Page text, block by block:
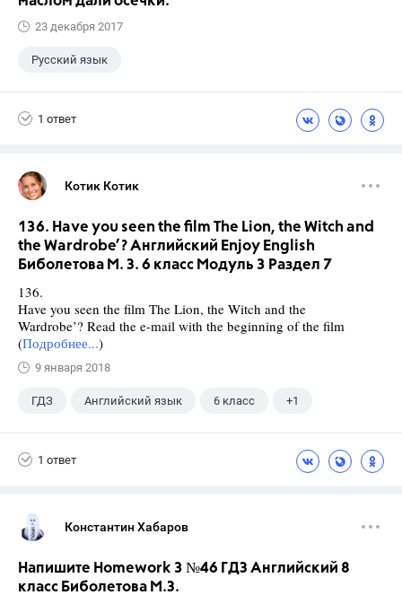
23 декабря 2017
Русский язык
1 ответ
Котик Котик
136. Have you seen the film The Lion, the Witch and
the Wardrobe’? Английский Enjoy English
Биболетова М. З. 6 класс Модуль 3 Раздел 7
136.
Have you seen the film The Lion, the Witch and the
Wardrobe’? Read the e-mail with the beginning of the film
(Подробнее...)
9 января 2018
ГДЗ Английский язык 6 класс +1
1 ответ
Константин Хабаров
Напишите Homework 3 №46 ГДЗ Английский 8
класс Биболетова М.З.